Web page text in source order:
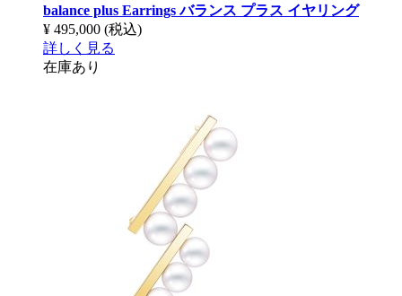
balance plus Earringsバランス プラス イヤリング
¥ 495,000 (税込)
詳しく見る
在庫あり